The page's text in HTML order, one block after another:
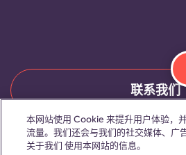
联系我们
© 2026。保留所有权利。
本网站使用 Cookie 来提升用户体验，
流量。我们还会与我们的社交媒体、广
关于我们 使用本网站的信息。